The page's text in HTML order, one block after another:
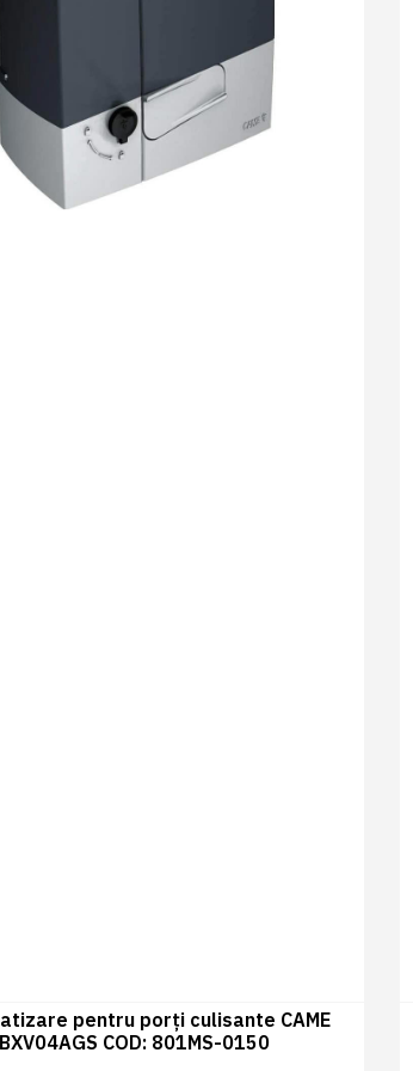
lampă KRX pentru montare pe
perete COD: 806LA-0040
pentru porți culisante CAME
BXV04AGS COD: 801MS-0150